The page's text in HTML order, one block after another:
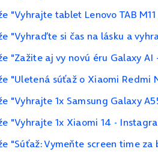
"Vyhrajte tablet Lenovo TAB M11
"Vyhraďte si čas na lásku a
"Zažite aj vy novú éru Galaxy AI
"Uletená súťaž o Xiaomi Redmi
"Vyhrajte 1x Samsung Galaxy
"Vyhrajte 1x Xiaomi 14 -
"Súťaž: Vymeňte screen time za